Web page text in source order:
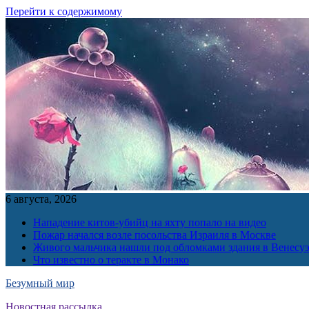
Перейти к содержимому
6 августа, 2026
Нападение китов-убийц на яхту попало на видео
Пожар начался возле посольства Израиля в Москве
Живого мальчика нашли под обломками здания в
Что известно о теракте в Монако
Безумный мир
Новостная рассылка